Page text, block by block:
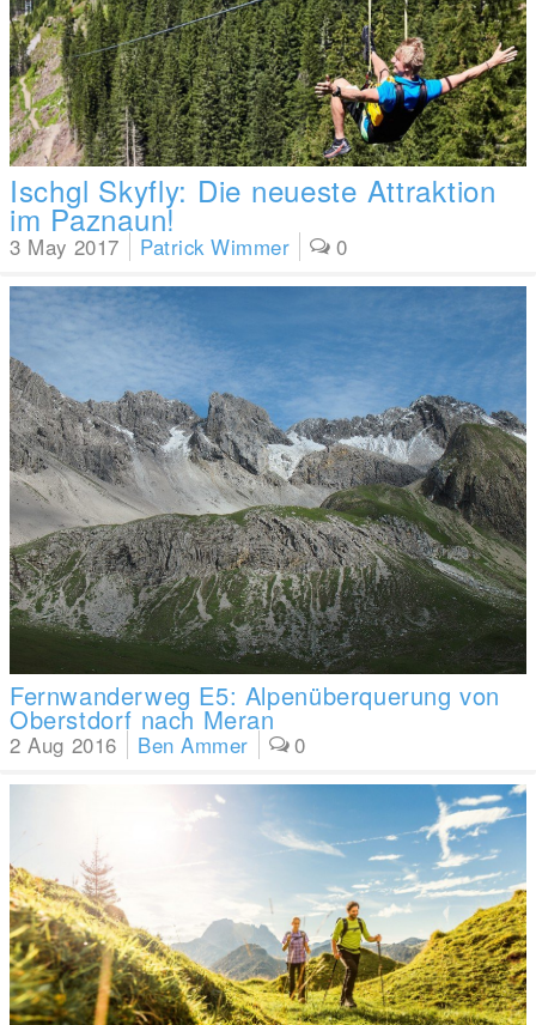
3 May 2017 Patrick Wimmer 0
Ischgl Skyfly: Die neueste Attraktion
im Paznaun!
2 Aug 2016 Ben Ammer 0
Fernwanderweg E5: Alpenüberquerung von
Oberstdorf nach Meran